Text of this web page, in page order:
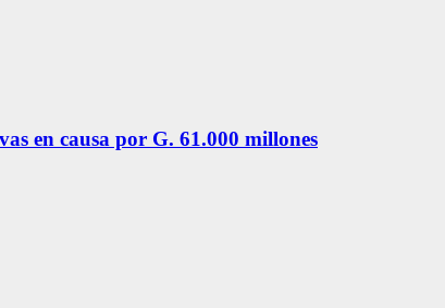
en causa por G. 61.000 millones